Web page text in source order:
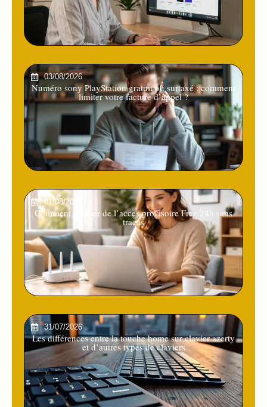
03/08/2026
Numéro sony PlayStation gratuit ou surtaxé : comment
limiter votre facture d’appel ?
01/08/2026
Comment profiter de l’acces provisoire Free 24h sans
tracas
31/07/2026
Les différences entre la touche home sur clavier azerty
et d’autres types de claviers